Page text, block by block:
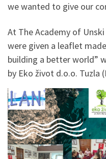
we wanted to give our
At The Academy of
were given a leaflet
building a better world”
by Eko život d.o.o. Tuzla